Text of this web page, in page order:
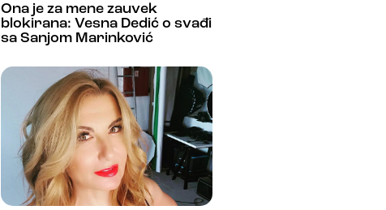
Ona je za mene zauvek
blokirana: Vesna Dedić o svađi
sa Sanjom Marinković